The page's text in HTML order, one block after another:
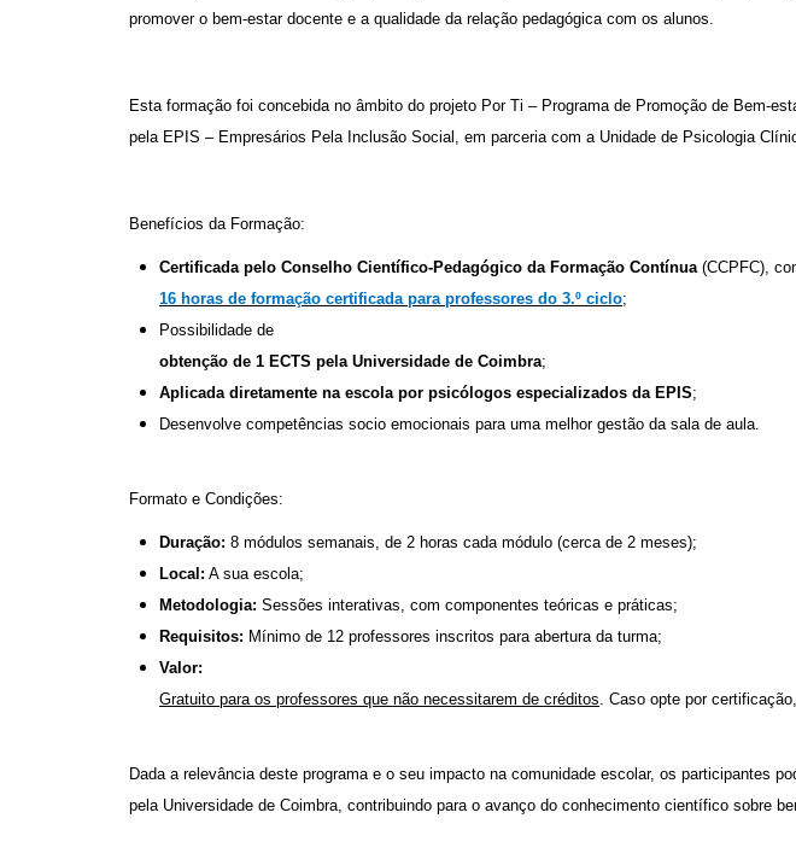
promover o bem-estar docente e a qualidade da relação pedagógica com os alunos.
Esta formação foi concebida no âmbito do projeto Por Ti – Programa de Promoção de Bem-
pela EPIS – Empresários Pela Inclusão Social, em parceria com a Unidade de Psicologia
Benefícios da Formação:
Certificada pelo Conselho Científico-Pedagógico da Formação Contínua(CCPFC),
16 horas de formação certificada para professores do 3.º ciclo;
Possibilidade de
obtenção de 1 ECTS pela Universidade de Coimbra;
Aplicada diretamente na escola por psicólogos especializados da EPIS;
Desenvolve competências socio emocionais para uma melhor gestão da sala de aula.
Formato e Condições:
Duração: 8 módulos semanais, de 2 horas cada módulo (cerca de 2 meses);
Local: A sua escola;
Metodologia: Sessões interativas, com componentes teóricas e práticas;
Requisitos: Mínimo de 12 professores inscritos para abertura da turma;
Valor:
Gratuito para os professores que não necessitarem de créditos. Caso opte por
Dada a relevância deste programa e o seu impacto na comunidade escolar, os participantes
pela Universidade de Coimbra, contribuindo para o avanço do conhecimento científico sobre